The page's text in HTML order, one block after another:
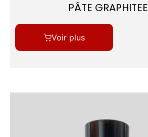
PÂTE GRAPHITEE
Voir plus